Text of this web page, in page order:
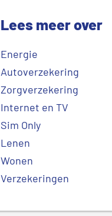
Lees meer over
Energie
Autoverzekering
Zorgverzekering
Internet en TV
Sim Only
Lenen
Wonen
Verzekeringen